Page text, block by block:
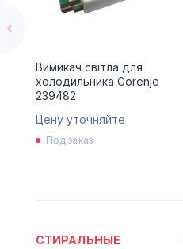
Вимикач світла для
холодильника Gorenje
239482
Цену уточняйте
Под заказ
СТИРАЛЬНЫЕ